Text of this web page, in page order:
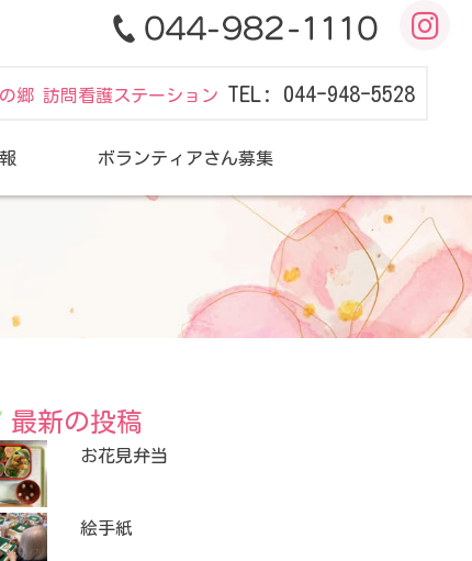
郷 訪問看護ステーション TEL: 044-948-5528
ボランティアさん募集
最新の投稿
お花見弁当
絵手紙